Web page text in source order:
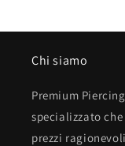
Chi siamo
Premium
specializzato
prezzi